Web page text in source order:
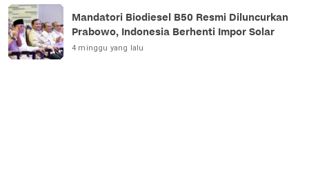
Mandatori Biodiesel B50 Resmi Diluncurkan
Prabowo, Indonesia Berhenti Impor Solar
4 minggu yang lalu